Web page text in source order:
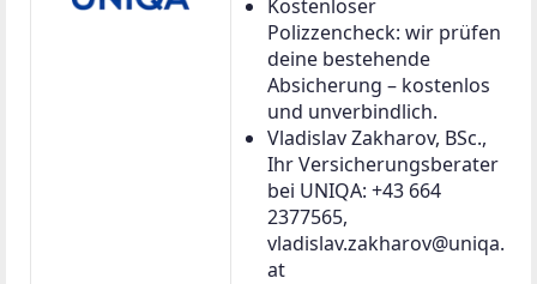
Kostenloser
Polizzencheck: wir prüfen
deine bestehende
Absicherung – kostenlos
und unverbindlich.
Vladislav Zakharov, BSc.,
Ihr Versicherungsberater
bei UNIQA: +43 664
2377565,
vladislav.zakharov@uniqa.
at